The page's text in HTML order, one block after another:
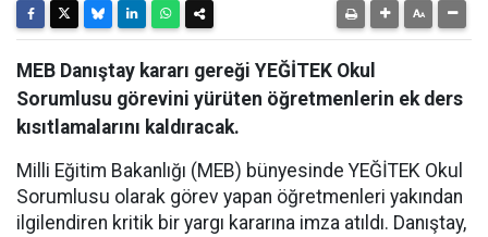
MEB Danıştay kararı gereği YEĞİTEK Okul
Sorumlusu görevini yürüten öğretmenlerin ek ders
kısıtlamalarını kaldıracak.
Milli Eğitim Bakanlığı (MEB) bünyesinde YEĞİTEK Okul
Sorumlusu olarak görev yapan öğretmenleri yakından
ilgilendiren kritik bir yargı kararına imza atıldı. Danıştay,